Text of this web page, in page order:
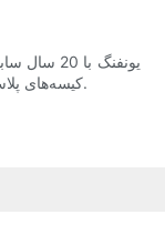
یونفنگ
کیسه‌های پلاستیکی و تولیدکننده ماشین‌آلات دمشی فیلم است.